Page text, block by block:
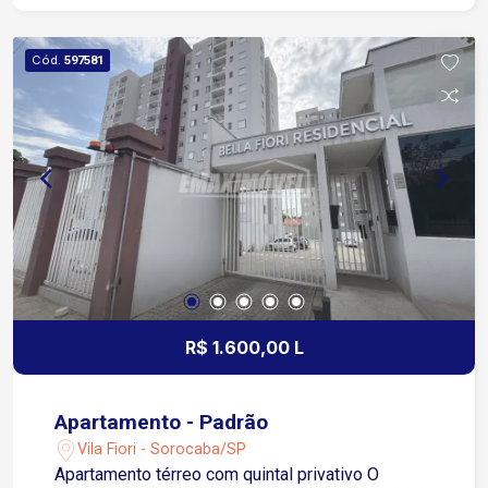
Aproximadamente 12 minutos do Centro de
Sorocaba Região próxima a supermercados,
farmácias, escolas, academias, restaurantes,
padarias e diversos comércios e serviços
Transporte público nas proximidades Condomínio
Piscina Espaço gourmet Portaria Condomínio
com infraestrutura que oferece segurança, lazer e
comodidade, ideal para quem busca qualidade de
vida e tranquilidade no aluguel
Cód. 597581
R$ 1.600,00 L
Apartamento - Padrão
Vila Fiori - Sorocaba/SP
Apartamento térreo com quintal privativo O